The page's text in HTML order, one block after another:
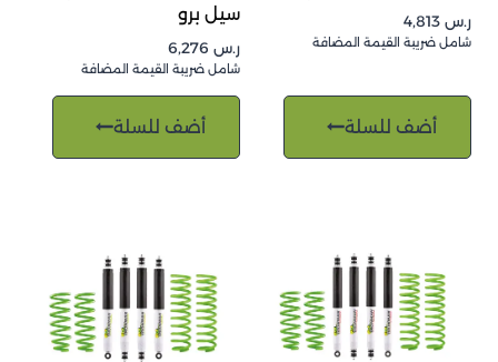
ر.س
شامل ضريبة القيمة المضافة
أضف للسلة
سيل برو
ر.س
شامل ضريبة القيمة المضافة
أضف للسلة